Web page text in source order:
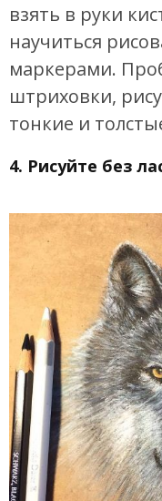
взять в руки
научиться
маркерами.
штриховки,
тонкие и
4. Рисуйте без